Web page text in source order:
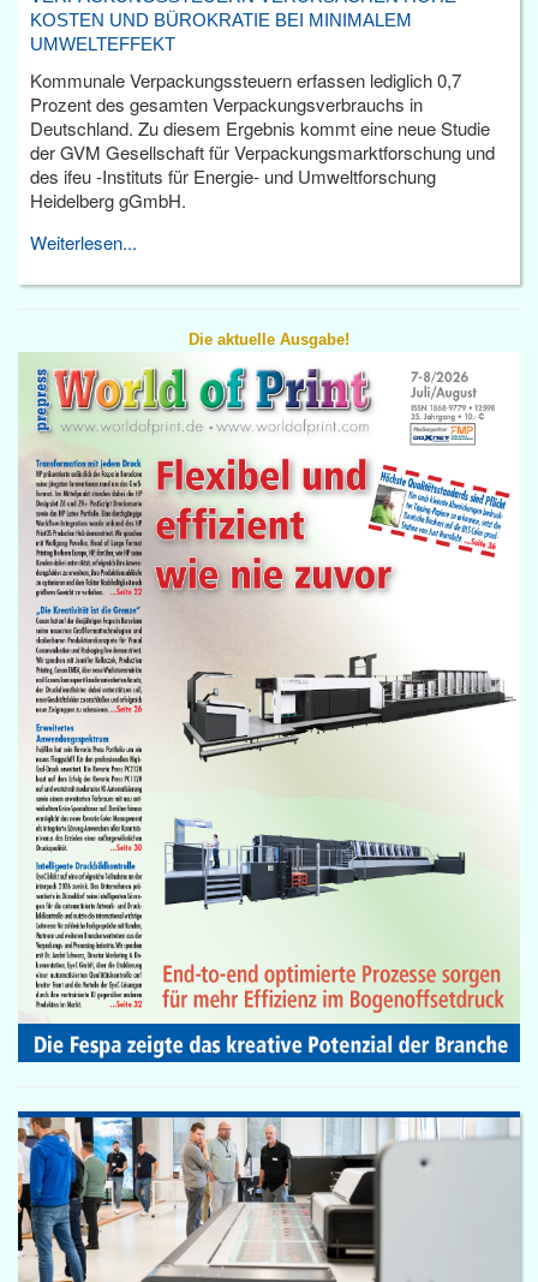
KOSTEN UND BÜROKRATIE BEI MINIMALEM
UMWELTEFFEKT
Kommunale Verpackungssteuern erfassen lediglich 0,7
Prozent des gesamten Verpackungsverbrauchs in
Deutschland. Zu diesem Ergebnis kommt eine neue Studie
der GVM Gesellschaft für Verpackungsmarktforschung und
des ifeu -Instituts für Energie- und Umweltforschung
Heidelberg gGmbH.
Weiterlesen...
Die aktuelle Ausgabe!